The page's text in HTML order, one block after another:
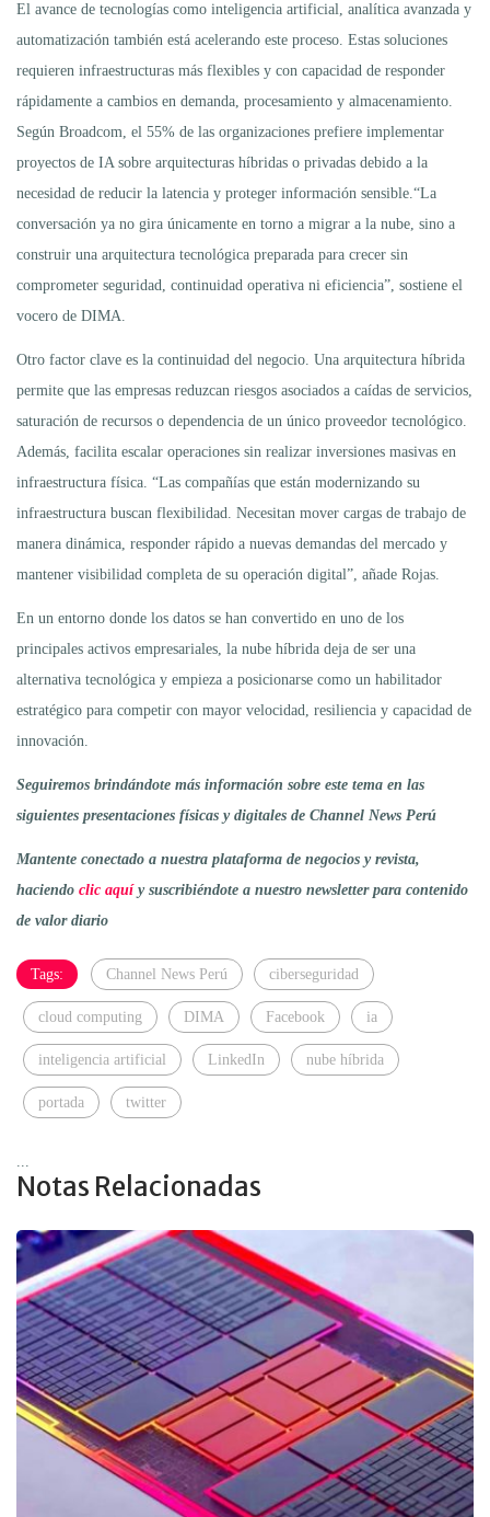
El avance de tecnologías como inteligencia artificial, analítica avanzada y
automatización también está acelerando este proceso. Estas soluciones
requieren infraestructuras más flexibles y con capacidad de responder
rápidamente a cambios en demanda, procesamiento y almacenamiento.
Según Broadcom, el 55% de las organizaciones prefiere implementar
proyectos de IA sobre arquitecturas híbridas o privadas debido a la
necesidad de reducir la latencia y proteger información sensible.“La
conversación ya no gira únicamente en torno a migrar a la nube, sino a
construir una arquitectura tecnológica preparada para crecer sin
comprometer seguridad, continuidad operativa ni eficiencia”, sostiene el
vocero de DIMA.
Otro factor clave es la continuidad del negocio. Una arquitectura híbrida
permite que las empresas reduzcan riesgos asociados a caídas de servicios,
saturación de recursos o dependencia de un único proveedor tecnológico.
Además, facilita escalar operaciones sin realizar inversiones masivas en
infraestructura física. “Las compañías que están modernizando su
infraestructura buscan flexibilidad. Necesitan mover cargas de trabajo de
manera dinámica, responder rápido a nuevas demandas del mercado y
mantener visibilidad completa de su operación digital”, añade Rojas.
En un entorno donde los datos se han convertido en uno de los
principales activos empresariales, la nube híbrida deja de ser una
alternativa tecnológica y empieza a posicionarse como un habilitador
estratégico para competir con mayor velocidad, resiliencia y capacidad de
innovación.
Seguiremos brindándote más información sobre este tema en las
siguientes presentaciones físicas y digitales de Channel News Perú
Mantente conectado a nuestra plataforma de negocios y revista,
haciendo clic aquíy suscribiéndote a nuestro newsletter para contenido
de valor diario
Tags: Channel News Perú ciberseguridad
cloud computing DIMA Facebook ia
inteligencia artificial LinkedIn nube híbrida
portada twitter
Notas Relacionadas